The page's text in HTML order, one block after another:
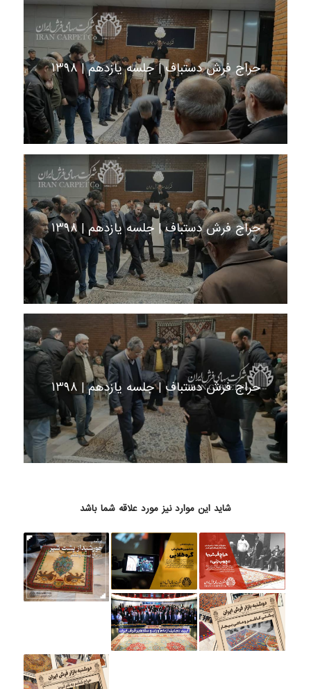
حراج فرش دستباف | جلسه یازدهم | 1398
حراج فرش دستباف | جلسه یازدهم | 1398
حراج فرش دستباف | جلسه یازدهم | 1398
شاید این موارد نیز مورد علاقه شما باشد